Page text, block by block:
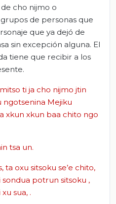
cho nijmo o
de personas que
que ya dejó de
sin excepción alguna. El
tiene que recibir a los
ti ja cho nijmo jtin
ngotsenina Mejiku
xkun xkun baa chito ngo
tsa un.
ta oxu sitsoku se’e chito,
sondua potrun sitsoku ,
sua, .